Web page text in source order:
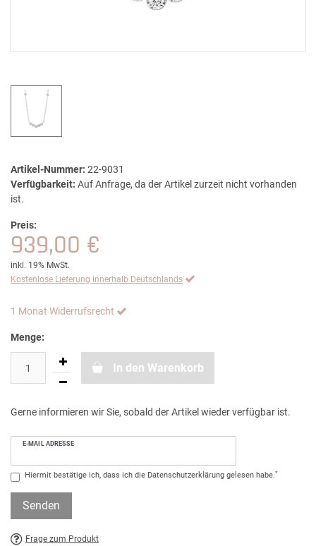
Artikel-Nummer: 22-9031
Verfügbarkeit: Auf Anfrage, da der Artikel zurzeit nicht vorhanden
ist.
Preis:
939,00 €
inkl. 19% MwSt.
Kostenlose Lieferung innerhalb Deutschlands
1 Monat Widerrufsrecht
Menge:
In den Warenkorb
Gerne informieren wir Sie, sobald der Artikel wieder verfügbar ist.
E-MAIL ADRESSE
Hiermit bestätige ich, dass ich die Daten­schutz­erklärung gelesen habe.*
Senden
Frage zum Produkt